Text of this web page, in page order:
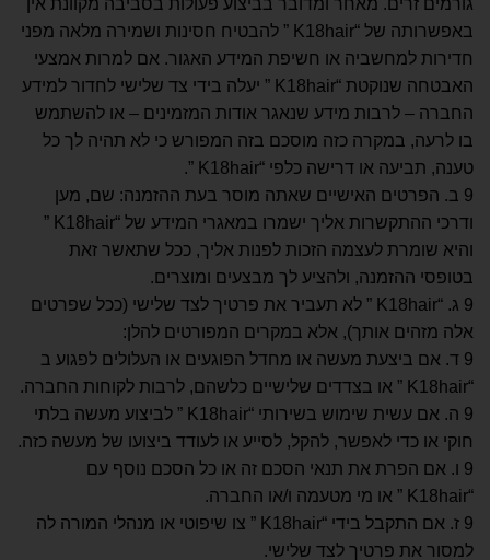
באפשרותה של “K18hair ” להבטיח חסינות ושמירה מלאה מפני
חדירות למחשביה או חשיפת המידע האגור. אם למרות אמצעי
האבטחה שנוקטת “K18hair ” יעלה בידי צד שלישי לחדור למידע
החברה – לרבות מידע שנאגר אודות המזמינים – או להשתמש
בו לרעה, במקרה כזה מוסכם בזה המפורש כי לא תהיה לך כל
טענה, תביעה או דרישה כלפי “K18hair ”.
9 ב. הפרטים האישיים שאתה מוסר בעת ההזמנה: שם, מען
ודרכי ההתקשרות אליך ישמרו במאגרי המידע של “K18hair ”
והיא שומרת לעצמה הזכות לפנות אליך, ככל שתאשר זאת
בטופסי ההזמנה, ולהציע לך מבצעים ומוצרים.
9 ג. “K18hair ” לא תעביר את פרטיך לצד שלישי (ככל שפרטים
אלה מזהים אותך), אלא במקרים המפורטים להלן:
9 ד. אם ביצעת מעשה או מחדל הפוגעים או העלולים לפגוע ב
“K18hair ” או בצדדים שלישיים כלשהם, לרבות לקוחות החברה.
9 ה. אם עשית שימוש בשירותי “K18hair ” לביצוע מעשה בלתי
חוקי או כדי לאפשר, להקל, לסייע או לעודד ביצועו של מעשה כזה.
9 ו. אם הפרת את תנאי הסכם זה או כל הסכם נוסף עם
“K18hair ” או מי מטעמה ו/או החברה.
9 ז. אם התקבל בידי “K18hair ” צו שיפוטי או מנהלי המורה לה
למסור את פרטיך לצד שלישי.